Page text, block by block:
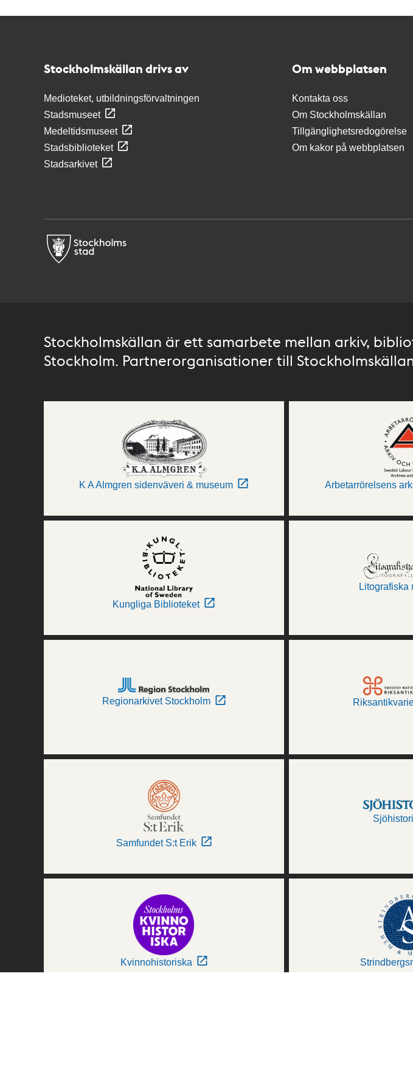
Stockholmskällan drivs av
Medioteket, utbildningsförvaltningen
Stadsmuseet
Medeltidsmuseet
Stadsbiblioteket
Stadsarkivet
Om webbplatsen
Kontakta oss
Om Stockholmskällan
Tillgänglighetsredogörelse
Om kakor på webbplatsen
Stockholmskällan är ett samarbete mellan arkiv,
Stockholm. Partnerorganisationer till
K A Almgren sidenväveri & museum Arbetarrörelsens
Kungliga Biblioteket
Litografiska
Regionarkivet Stockholm
Samfundet S:t Erik
Kvinnohistoriska